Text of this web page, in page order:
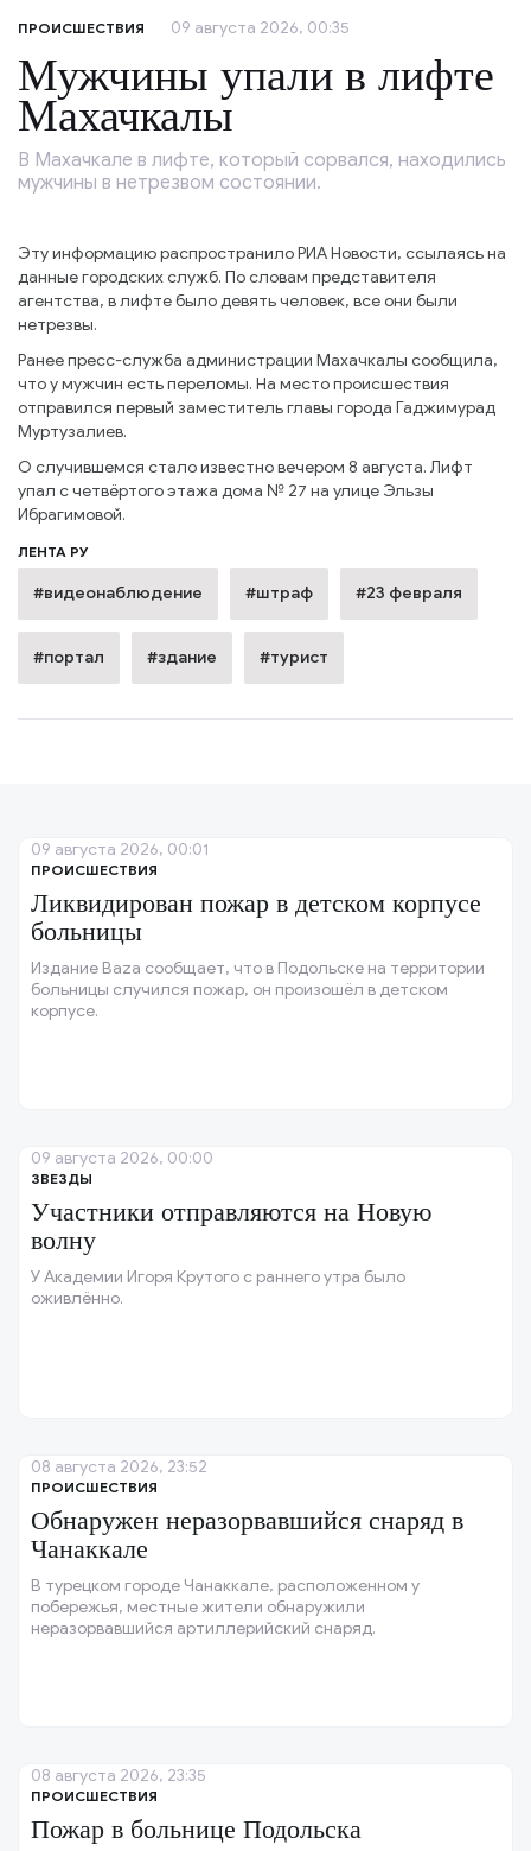
ПРОИСШЕСТВИЯ 09 августа 2026, 00:35
Мужчины упали в лифте
Махачкалы
В Махачкале в лифте, который сорвался, находились
мужчины в нетрезвом состоянии.
Эту информацию распространило РИА Новости, ссылаясь на
данные городских служб. По словам представителя
агентства, в лифте было девять человек, все они были
нетрезвы.
Ранее пресс-служба администрации Махачкалы сообщила,
что у мужчин есть переломы. На место происшествия
отправился первый заместитель главы города Гаджимурад
Муртузалиев.
О случившемся стало известно вечером 8 августа. Лифт
упал с четвёртого этажа дома № 27 на улице Эльзы
Ибрагимовой.
ЛЕНТА РУ
#видеонаблюдение #штраф #23 февраля
#портал #здание #турист
ПРОИСШЕСТВИЯ
Ликвидирован пожар в детском корпусе
больницы
Издание Baza сообщает, что в Подольске на территории
больницы случился пожар, он произошёл в детском
корпусе.
09 августа 2026, 00:01
ЗВЕЗДЫ
Участники отправляются на Новую
волну
У Академии Игоря Крутого с раннего утра было
оживлённо.
09 августа 2026, 00:00
ПРОИСШЕСТВИЯ
Обнаружен неразорвавшийся снаряд в
Чанаккале
В турецком городе Чанаккале, расположенном у
побережья, местные жители обнаружили
неразорвавшийся артиллерийский снаряд.
08 августа 2026, 23:52
ПРОИСШЕСТВИЯ
Пожар в больнице Подольска
08 августа 2026, 23:35